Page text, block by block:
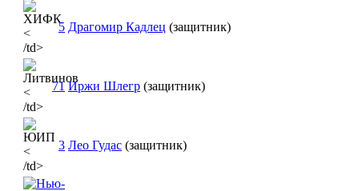
<
/td>
5 Драгомир Кадлец (защитник)
<
/td>
71 Иржи Шлегр (защитник)
<
/td>
3 Лео Гудас (защитник)